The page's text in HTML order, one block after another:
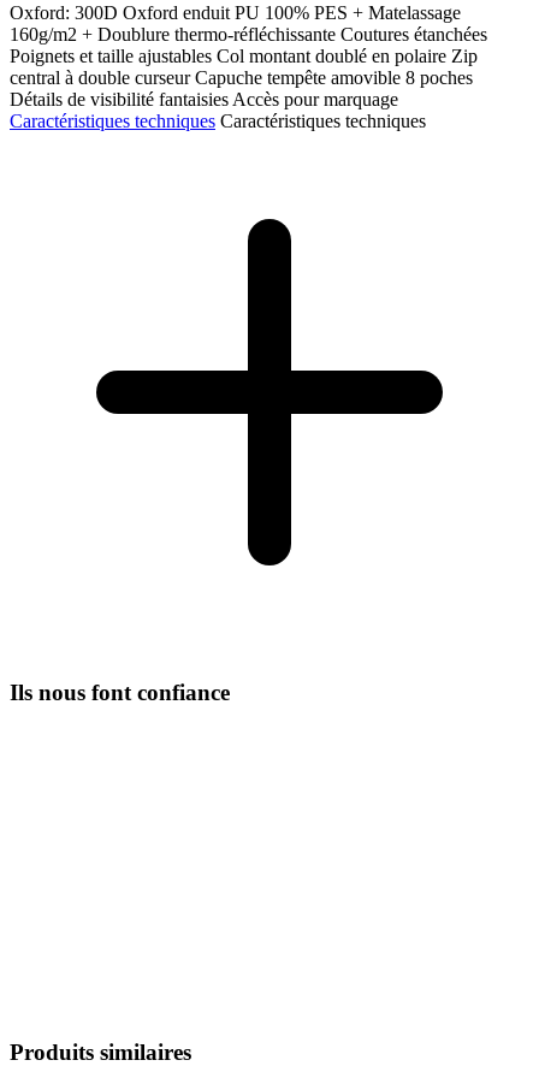
Oxford: 300D Oxford enduit PU 100% PES + Matelassage
160g/m2 + Doublure thermo-réfléchissante Coutures étanchées
Poignets et taille ajustables Col montant doublé en polaire Zip
central à double curseur Capuche tempête amovible 8 poches
Détails de visibilité fantaisies Accès pour marquage
Caractéristiques techniques Caractéristiques techniques
Ils nous font confiance
Produits similaires